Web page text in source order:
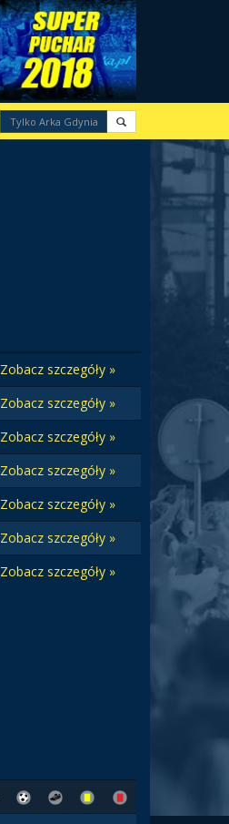
Zobacz szczegóły »
Zobacz szczegóły »
Zobacz szczegóły »
Zobacz szczegóły »
Zobacz szczegóły »
Zobacz szczegóły »
Zobacz szczegóły »